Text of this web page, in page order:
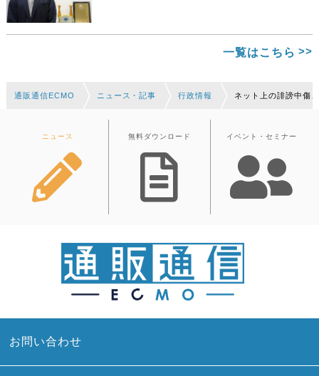
一覧はこちら
通販通信ECMO ニュース・記事 行政情報 ネット上の誹謗中傷
ニュース 無料ダウンロード イベント・セミナー
お問い合わせ